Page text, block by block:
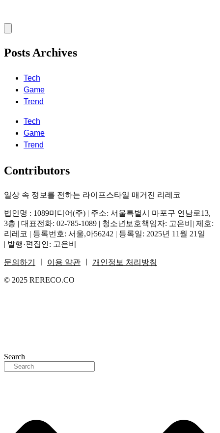
Posts Archives
Tech
Game
Trend
Tech
Game
Trend
Contributors
일상 속 정보를 전하는 라이프스타일 매거진 리레코
법인명 : 1089미디어(주) | 주소: 서울특별시 마포구 연남로13,
3층 | 대표전화: 02-785-1089 | 청소년보호책임자: 고은비| 제호:
리레코 | 등록번호: 서울,아56242 | 등록일: 2025년 11월 21일
| 발행·편집인: 고은비
문의하기 이용 약관 개인정보 처리방침
© 2025 RERECO.CO
Search